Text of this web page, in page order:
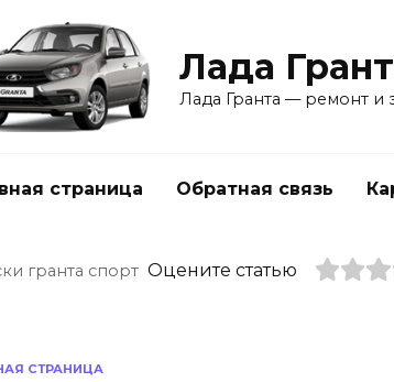
Лада
Лада Гранта — ремонт и
страница Обратная связь
СТРАНИЦА
гранта спорт Оцените статью